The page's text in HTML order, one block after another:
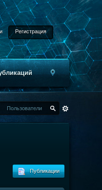
Регистрация
Пользователи
Публикации